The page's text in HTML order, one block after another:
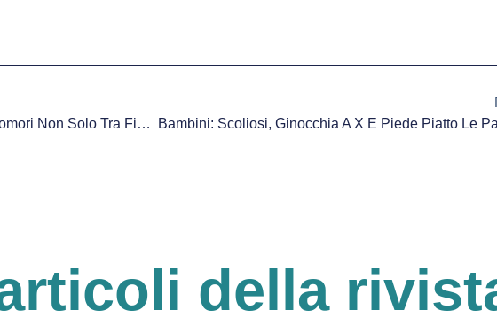
Pamela D’Oria, Psicologa: “Hikikomori Non Solo Tra Figli Unici. Bisogna Aiutare Le Famiglie”
della